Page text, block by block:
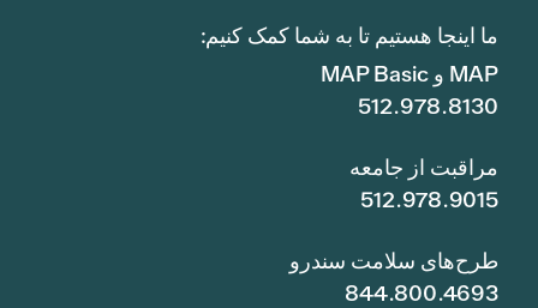
ما اینجا هستیم تا به شما کمک کنیم:
MAP و MAP Basic
512.978.8130
مراقبت از جامعه
512.978.9015
طرح‌های سلامت سندرو
844.800.4693